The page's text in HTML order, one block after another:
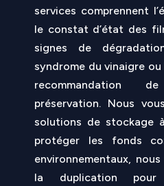
services comprennent
le constat d’état des
signes de
syndrome du vinaigre
recommandation
préservation. Nous
solutions de stockage
protéger les fonds
environnementaux,
la duplication pour